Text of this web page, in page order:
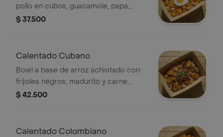
pollo en cubos, guacamole, papa,
madurito y un toque de cilantro.
$ 37.500
Calentado Cubano
Bowl a base de arroz achiotado con
fríjoles negros, madurito y carne
molida. Recomendado con adición de
$ 42.500
Calentado Colombiano